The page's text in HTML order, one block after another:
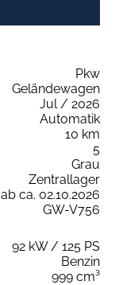
Pkw
Geländewagen
Jul / 2026
Automatik
10 km
5
Grau
Zentrallager
ab ca. 02.10.2026
GW-V756
92 kW / 125 PS
Benzin
999 cm³